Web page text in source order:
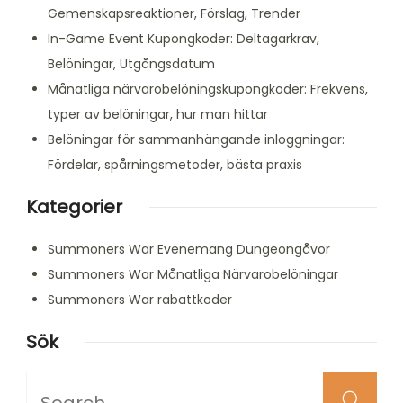
Gemenskapsreaktioner, Förslag, Trender
In-Game Event Kupongkoder: Deltagarkrav,
Belöningar, Utgångsdatum
Månatliga närvarobelöningskupongkoder: Frekvens,
typer av belöningar, hur man hittar
Belöningar för sammanhängande inloggningar:
Fördelar, spårningsmetoder, bästa praxis
Kategorier
Summoners War Evenemang Dungeongåvor
Summoners War Månatliga Närvarobelöningar
Summoners War rabattkoder
Sök